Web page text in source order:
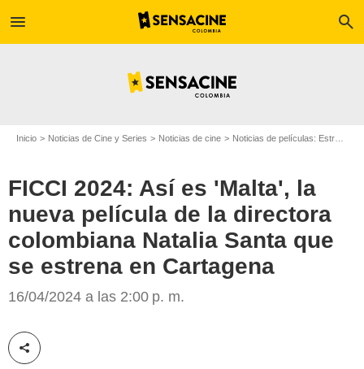
menu search
Inicio Noticias de Cine y Series Noticias de cine Noticias de películas: Estreno de película
FICCI 2024: Así es 'Malta', la
nueva película de la directora
colombiana Natalia Santa que
se estrena en Cartagena
16/04/2024 a las 2:00 p. m.
Compartir esta noticia
FICCI